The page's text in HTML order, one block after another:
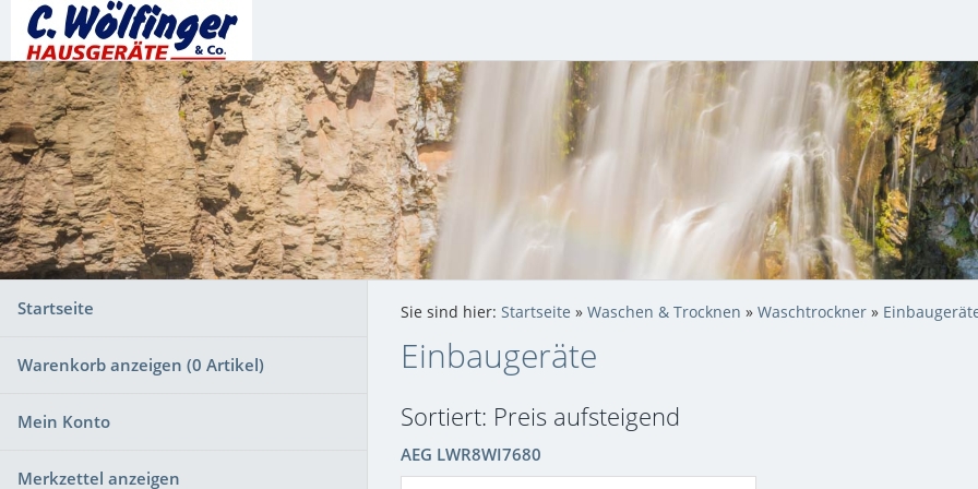
Startseite
Warenkorb anzeigen (0 Artikel)
Mein Konto
Merkzettel anzeigen
Sie sind hier: Startseite » Waschen & Trocknen » Waschtrockner »
Einbaugeräte
Sortiert: Preis aufsteigend
AEG LWR8WI7680